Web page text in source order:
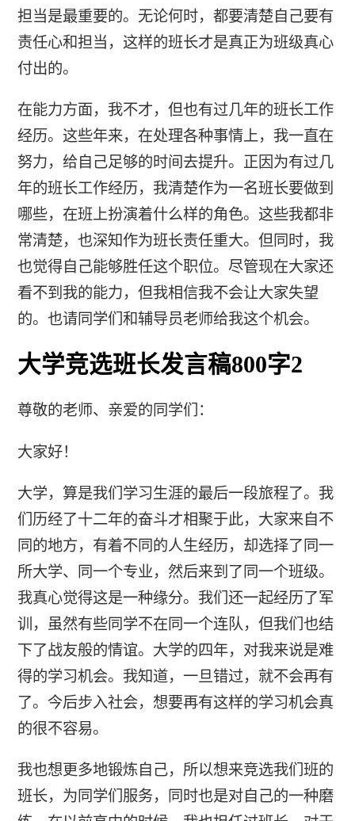
担当是最重要的。无论何时，都要清楚自己要有
责任心和担当，这样的班长才是真正为班级真心
付出的。
在能力方面，我不才，但也有过几年的班长工作
经历。这些年来，在处理各种事情上，我一直在
努力，给自己足够的时间去提升。正因为有过几
年的班长工作经历，我清楚作为一名班长要做到
哪些，在班上扮演着什么样的角色。这些我都非
常清楚，也深知作为班长责任重大。但同时，我
也觉得自己能够胜任这个职位。尽管现在大家还
看不到我的能力，但我相信我不会让大家失望
的。也请同学们和辅导员老师给我这个机会。
大学竞选班长发言稿800字2
尊敬的老师、亲爱的同学们：
大家好！
大学，算是我们学习生涯的最后一段旅程了。我
们历经了十二年的奋斗才相聚于此，大家来自不
同的地方，有着不同的人生经历，却选择了同一
所大学、同一个专业，然后来到了同一个班级。
我真心觉得这是一种缘分。我们还一起经历了军
训，虽然有些同学不在同一个连队，但我们也结
下了战友般的情谊。大学的四年，对我来说是难
得的学习机会。我知道，一旦错过，就不会再有
了。今后步入社会，想要再有这样的学习机会真
的很不容易。
我也想更多地锻炼自己，所以想来竞选我们班的
班长，为同学们服务，同时也是对自己的一种磨